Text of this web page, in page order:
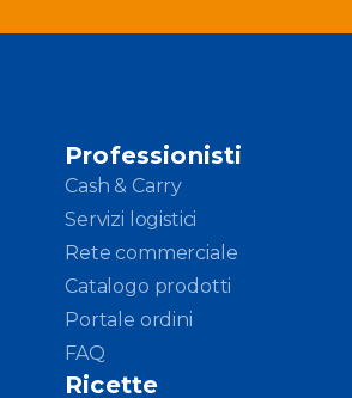
Professionisti
Cash & Carry
Servizi logistici
Rete commerciale
Catalogo prodotti
Portale ordini
FAQ
Ricette